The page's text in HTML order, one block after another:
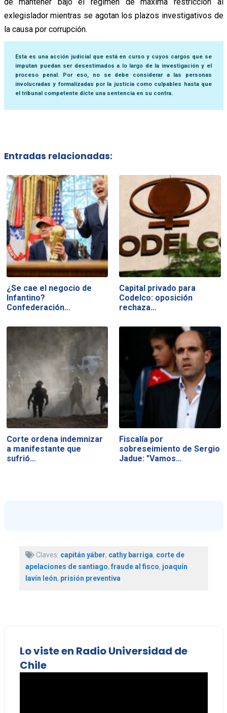
exlegislador mientras se agotan los plazos investigativos de
la causa por corrupción.
Esta es una acción judicial que está en curso y cuyos cargos que se
imputan puedan ser desestimados a lo largo de la investigación y el
proceso penal. Por eso, no se debe considerar a las personas
involucradas y formalizadas por la justicia como culpables hasta que
el tribunal competente dicte una sentencia en su contra.
Entradas relacionadas:
¿Se cae el negocio de
Infantino?
Confederación…
Capital privado para
Codelco: oposición
rechaza…
Corte ordena indemnizar
a manifestante que
sufrió…
Fiscalía por
sobreseimiento de Sergio
Jadue: "Vamos…
Claves: capitán yáber, cathy barriga, corte de
apelaciones de santiago,fraude al fisco, joaquín
lavín león, prisión preventiva
Lo viste en Radio Universidad de
Chile